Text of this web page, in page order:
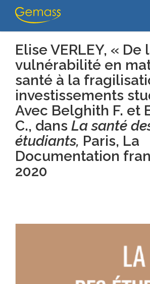
Accueil/Publications
matière de santé à la fragilisation des
Elise VERLEY, « De
vulnérabilité en
santé à la
investissements
Avec Belghith F. et
C., dans La santé
étudiants, Paris, La
Documentation
2020